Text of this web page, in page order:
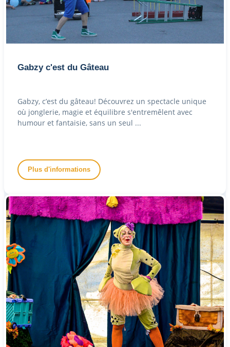
Gabzy c'est du Gâteau
Gabzy, c’est du gâteau! Découvrez un spectacle unique
où jonglerie, magie et équilibre s'entremêlent avec
humour et fantaisie, sans un seul ...
Plus d'informations